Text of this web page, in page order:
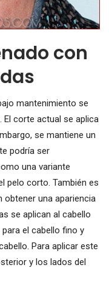
con
mantenimiento se
El corte actual se aplica
se mantiene un
podría ser
una variante
pelo corto. También es
una apariencia
se aplican al cabello
el cabello fino y
Para aplicar este
y los lados del